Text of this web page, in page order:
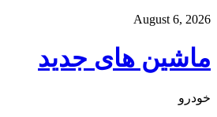
August 6, 2026
ماشین های جدید
خودرو